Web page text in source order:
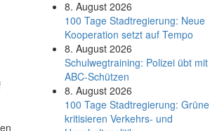
8. August 2026
100 Tage Stadtregierung: Neue
Kooperation setzt auf Tempo
8. August 2026
Schul­weg­trai­ning: Poli­zei übt mit
ABC-Schüt­zen
8. August 2026
100 Tage Stadtregierung: Grüne
kritisieren Verkehrs- und